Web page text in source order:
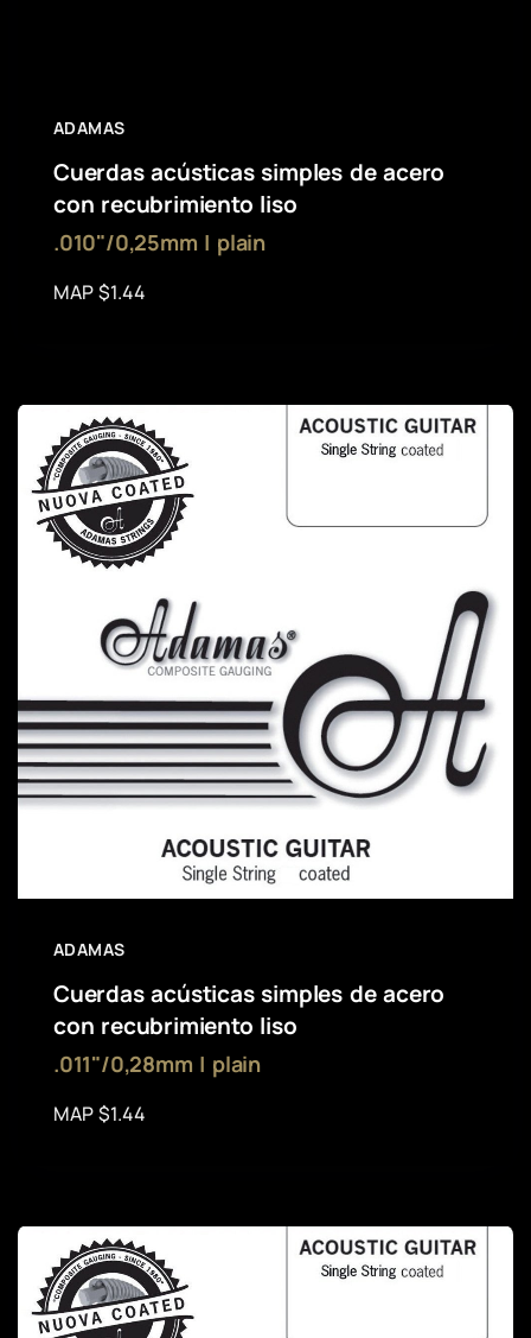
ADAMAS
Cuerdas acústicas simples de acero
con recubrimiento liso
.010"/0,25mm | plain
MAP $1.44
ADAMAS
Cuerdas acústicas simples de acero
con recubrimiento liso
.011"/0,28mm | plain
MAP $1.44